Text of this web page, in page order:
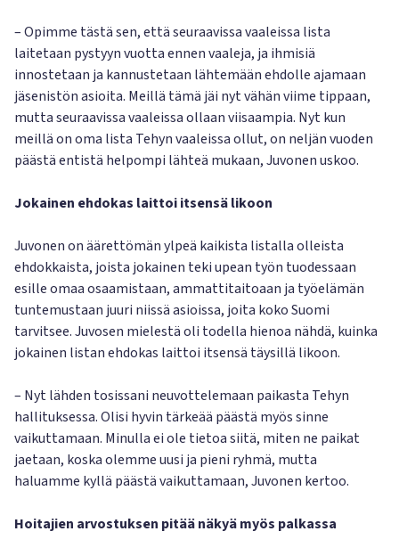
– Opimme tästä sen, että seuraavissa vaaleissa lista
laitetaan pystyyn vuotta ennen vaaleja, ja ihmisiä
innostetaan ja kannustetaan lähtemään ehdolle ajamaan
jäsenistön asioita. Meillä tämä jäi nyt vähän viime tippaan,
mutta seuraavissa vaaleissa ollaan viisaampia. Nyt kun
meillä on oma lista Tehyn vaaleissa ollut, on neljän vuoden
päästä entistä helpompi lähteä mukaan, Juvonen uskoo.
Jokainen ehdokas laittoi itsensä likoon
Juvonen on äärettömän ylpeä kaikista listalla olleista
ehdokkaista, joista jokainen teki upean työn tuodessaan
esille omaa osaamistaan, ammattitaitoaan ja työelämän
tuntemustaan juuri niissä asioissa, joita koko Suomi
tarvitsee. Juvosen mielestä oli todella hienoa nähdä, kuinka
jokainen listan ehdokas laittoi itsensä täysillä likoon.
– Nyt lähden tosissani neuvottelemaan paikasta Tehyn
hallituksessa. Olisi hyvin tärkeää päästä myös sinne
vaikuttamaan. Minulla ei ole tietoa siitä, miten ne paikat
jaetaan, koska olemme uusi ja pieni ryhmä, mutta
haluamme kyllä päästä vaikuttamaan, Juvonen kertoo.
Hoitajien arvostuksen pitää näkyä myös palkassa